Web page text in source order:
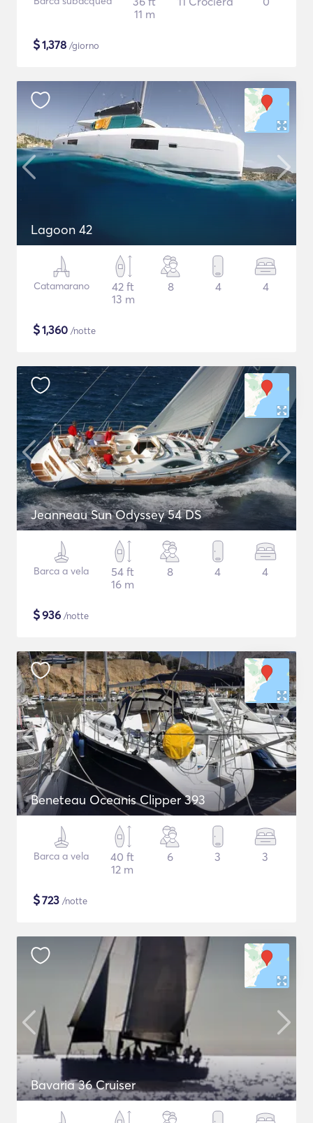
11 m
$1,378 /giorno
Lagoon 42
Catamarano
42 ft
13 m
8 4 4
$1,360 /notte
Jeanneau Sun Odyssey 54 DS
Barca a vela
54 ft
16 m
8 4 4
$936 /notte
Beneteau Oceanis Clipper 393
Barca a vela
40 ft
12 m
6 3 3
$723 /notte
Bavaria 36 Cruiser